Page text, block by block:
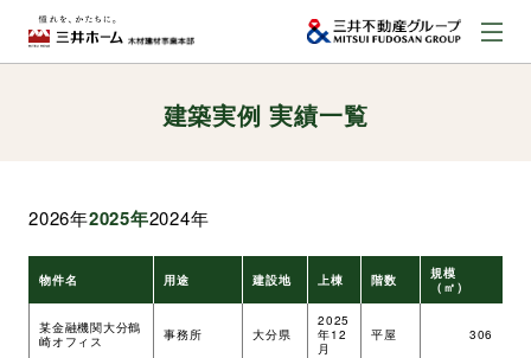
お問い合わせ
建築実例 実績一覧
2026年2025年2024年
物件名 用途 建設地 上棟 階数
規模
（㎡）
某金融機関大分鶴
崎オフィス
事務所 大分県
2025
年12
月
平屋 306